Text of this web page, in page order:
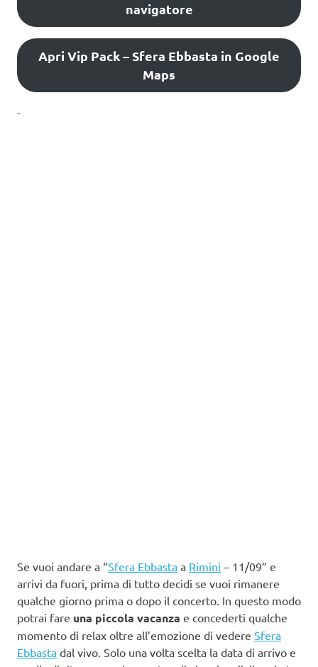
navigatore
Apri Vip Pack – Sfera Ebbasta in Google
Maps
-
Se vuoi andare a “Sfera Ebbasta a Rimini – 11/09” e
arrivi da fuori, prima di tutto decidi se vuoi rimanere
qualche giorno prima o dopo il concerto. In questo modo
potrai fare una piccola vacanza e concederti qualche
momento di relax oltre all’emozione di vedere Sfera
Ebbasta dal vivo. Solo una volta scelta la data di arrivo e